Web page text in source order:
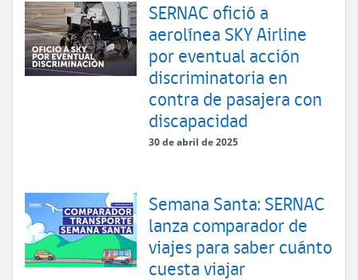
SERNAC ofició a
aerolínea SKY Airline
por eventual acción
discriminatoria en
contra de pasajera con
discapacidad
30 de abril de 2025
Semana Santa: SERNAC
lanza comparador de
viajes para saber cuánto
cuesta viajar